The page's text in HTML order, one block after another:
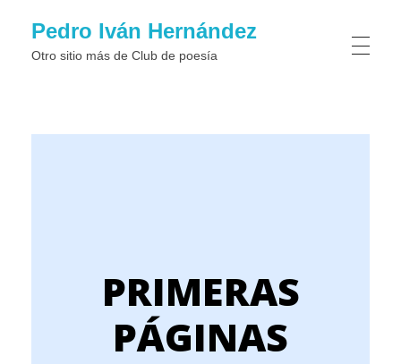
Pedro Iván Hernández
Otro sitio más de Club de poesí­a
PRIMERAS
PÁGINAS